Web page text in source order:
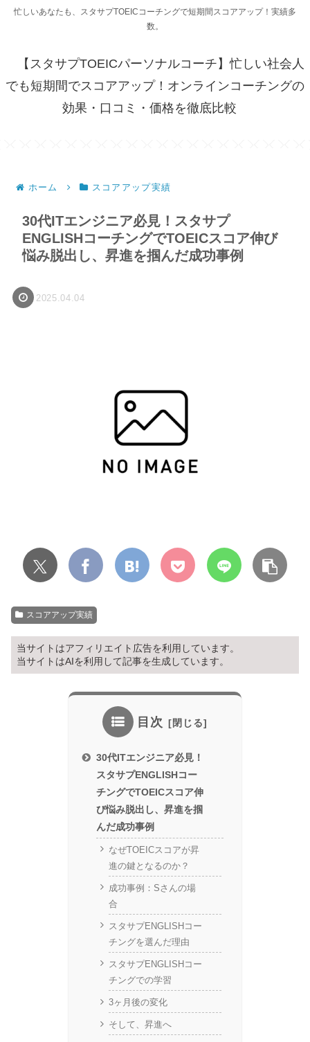
忙しいあなたも、スタサプTOEICコーチングで短期間スコアアップ！実績多
数。
【スタサプTOEICパーソナルコーチ】忙しい社会人
でも短期間でスコアアップ！オンラインコーチングの
効果・口コミ・価格を徹底比較
ホーム スコアアップ実績
30代ITエンジニア必見！スタサプ
ENGLISHコーチングでTOEICスコア伸び
悩み脱出し、昇進を掴んだ成功事例
2025.04.04
スコアアップ実績
当サイトはアフィリエイト広告を利用しています。
当サイトはAIを利用して記事を生成しています。
目次
30代ITエンジニア必見！
スタサプENGLISHコー
チングでTOEICスコア伸
び悩み脱出し、昇進を掴
んだ成功事例
なぜTOEICスコアが昇
進の鍵となるのか？
成功事例：Sさんの場
合
スタサプENGLISHコー
チングを選んだ理由
スタサプENGLISHコー
チングでの学習
3ヶ月後の変化
そして、昇進へ